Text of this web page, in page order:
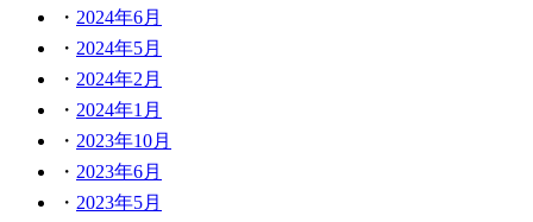
2024年6月
2024年5月
2024年2月
2024年1月
2023年10月
2023年6月
2023年5月